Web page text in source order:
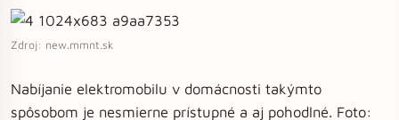
Zdroj: new.mmnt.sk
Nabíjanie elektromobilu v domácnosti takýmto
spôsobom je nesmierne prístupné a aj pohodlné. Foto: